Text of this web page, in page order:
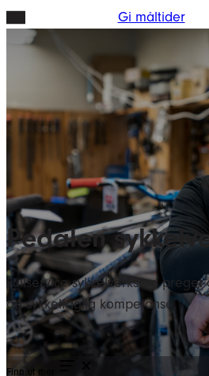
Hopp
innhold
Gi måltider
Pedalen
Fullservice sykkelverksted
og sykkelfaglig kompetanse.
Finn ut mer